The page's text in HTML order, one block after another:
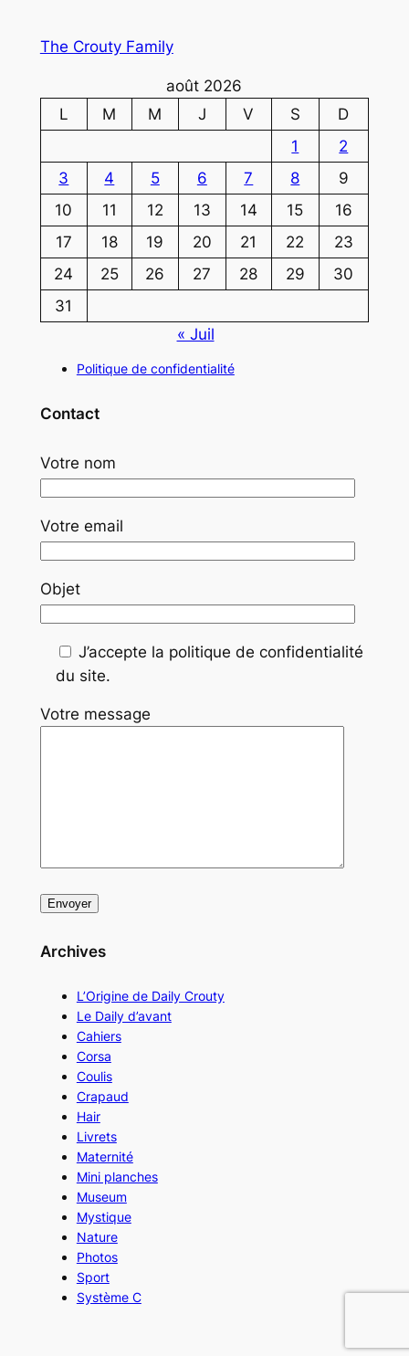
The Crouty Family
août 2026
L
M M J V S
D
1
2
3
4 5 6 7 8
9
10
11 12 13 14 15
16
17
18 19 20 21 22
23
24
25 26 27 28 29
30
31
« Juil
Politique de confidentialité
Contact
Votre nom
Votre email
Objet
J’accepte la politique de confidentialité
du site.
Votre message
Archives
L’Origine de Daily Crouty
Le Daily d’avant
Cahiers
Corsa
Coulis
Crapaud
Hair
Livrets
Maternité
Mini planches
Museum
Mystique
Nature
Photos
Sport
Système C